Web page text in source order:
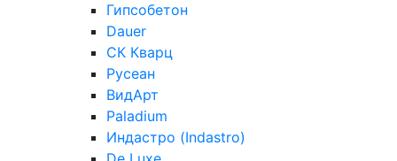
Гипсобетон
Dauer
СК Кварц
Русеан
ВидАрт
Paladium
Индастро (Indastro)